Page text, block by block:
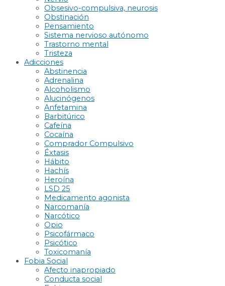
Obsesivo-compulsiva, neurosis
Obstinación
Pensamiento
Sistema nervioso autónomo
Trastorno mental
Tristeza
Adicciones
Abstinencia
Adrenalina
Alcoholismo
Alucinógenos
Anfetamina
Barbitúrico
Cafeína
Cocaína
Comprador Compulsivo
Éxtasis
Hábito
Hachís
Heroína
LSD 25
Medicamento agonista
Narcomanía
Narcótico
Opio
Psicofármaco
Psicótico
Toxicomanía
Fobia Social
Afecto inapropiado
Conducta social